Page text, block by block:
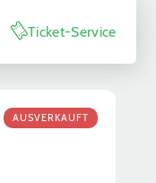
Ticket-Service
AUSVERKAUFT